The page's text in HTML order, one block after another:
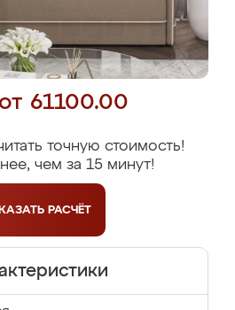
61100.00
точную стоимость!
чем за 15 минут!
РАСЧЁТ